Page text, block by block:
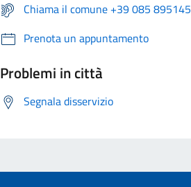
Chiama il comune +39 085 895145
Prenota un appuntamento
Problemi in città
Segnala disservizio